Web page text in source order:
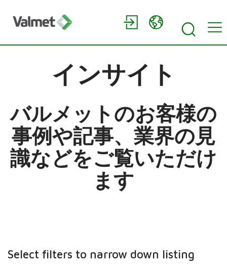
インサイト
バルメットのお客様の
事例や記事、業界の見
識などをご覧いただけ
ます
Select filters to narrow down listing